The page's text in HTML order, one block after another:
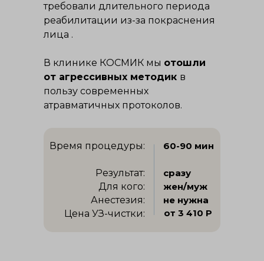
Для кого:
Время процедуры: 60-90 мин
Результат:
Анестезия:
сразу
жен/муж
не нужна
Цена УЗ-чистки:
от 3 410 Р
требовали длительного периода
реабилитации из-за покраснения
лица .
В клинике КОСМИК мы отошли
от агрессивных методик в
пользу современных
атравматичных протоколов.